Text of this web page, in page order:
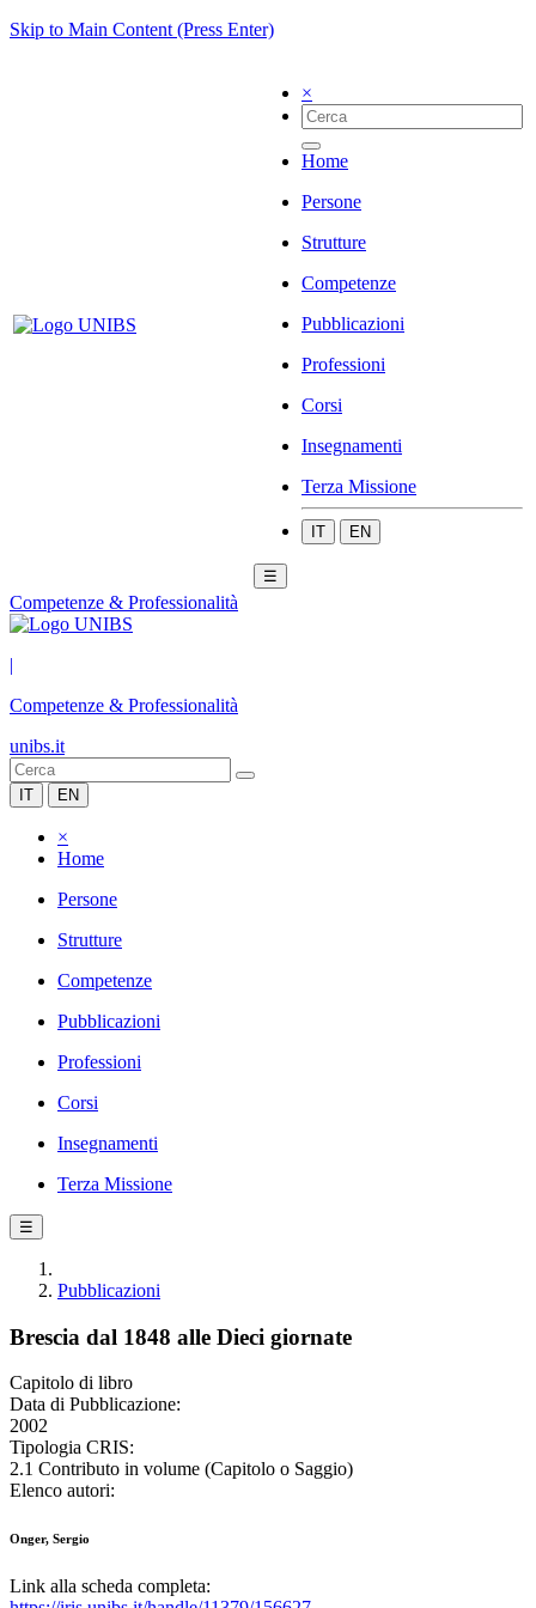
Skip to Main Content (Press Enter)
×
Home
Persone
Strutture
Competenze
Pubblicazioni
Professioni
Corsi
Insegnamenti
Terza Missione
IT EN
☰
Competenze & Professionalità
|
Competenze & Professionalità
unibs.it
IT EN
×
Home
Persone
Strutture
Competenze
Pubblicazioni
Professioni
Corsi
Insegnamenti
Terza Missione
☰
Pubblicazioni
Brescia dal 1848 alle Dieci giornate
Capitolo di libro
Data di Pubblicazione:
2002
Tipologia CRIS:
2.1 Contributo in volume (Capitolo o Saggio)
Elenco autori:
Onger, Sergio
Link alla scheda completa: